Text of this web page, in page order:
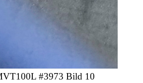
#3973 Bild 10